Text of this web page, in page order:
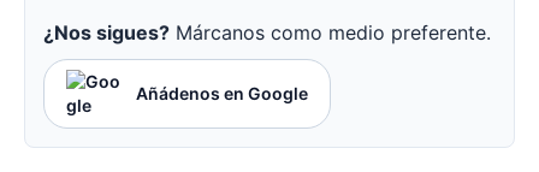
¿Nos sigues? Márcanos como medio preferente.
Añádenos en Google